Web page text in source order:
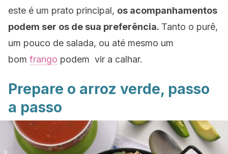
este é um prato principal, os acompanhamentos
podem ser os de sua preferência. Tanto o purê,
um pouco de salada, ou até mesmo um
bom frango podem vir a calhar.
Prepare o arroz verde, passo
a passo